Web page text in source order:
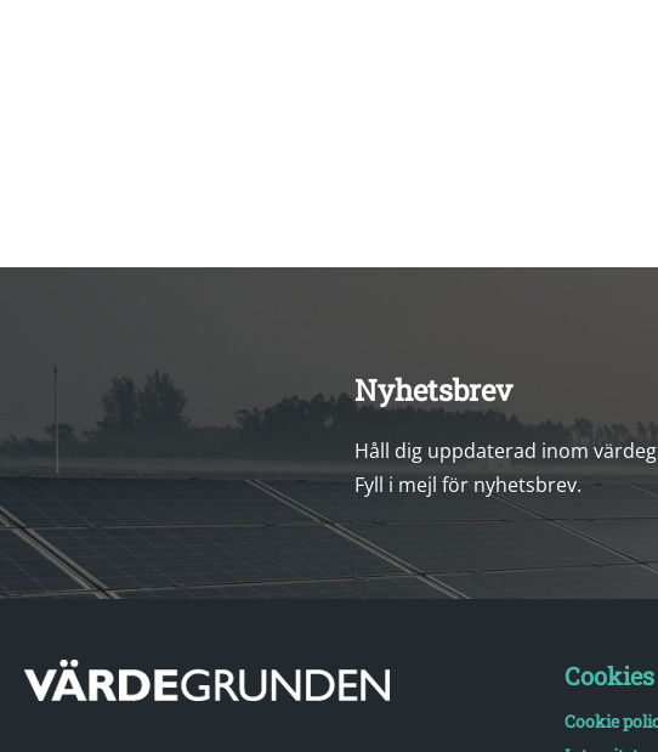
Nyhetsbrev
Håll dig uppdaterad inom
Fyll i mejl för nyhetsbrev.
Cookies
Cookie